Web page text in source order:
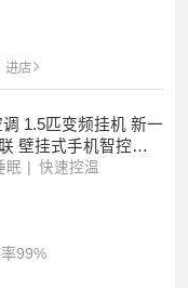
M2A1 3匹 立式
进店
1.5匹变频挂机 新一
壁挂式手机智控睡